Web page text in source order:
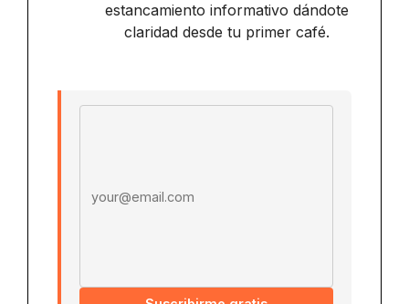
estancamiento informativo dándote
claridad desde tu primer café.